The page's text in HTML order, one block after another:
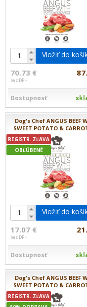
Vložiť do
70.73 €
bez DPH
Dostupnosť
Dog's Chef ANGUS BEEF
SWEET POTATO &
REGISTR. ZĽAVA
OBĽÚBENÉ
Vložiť do
17.07 €
bez DPH
Dostupnosť
Dog's Chef ANGUS BEEF
SWEET POTATO &
REGISTR. ZĽAVA